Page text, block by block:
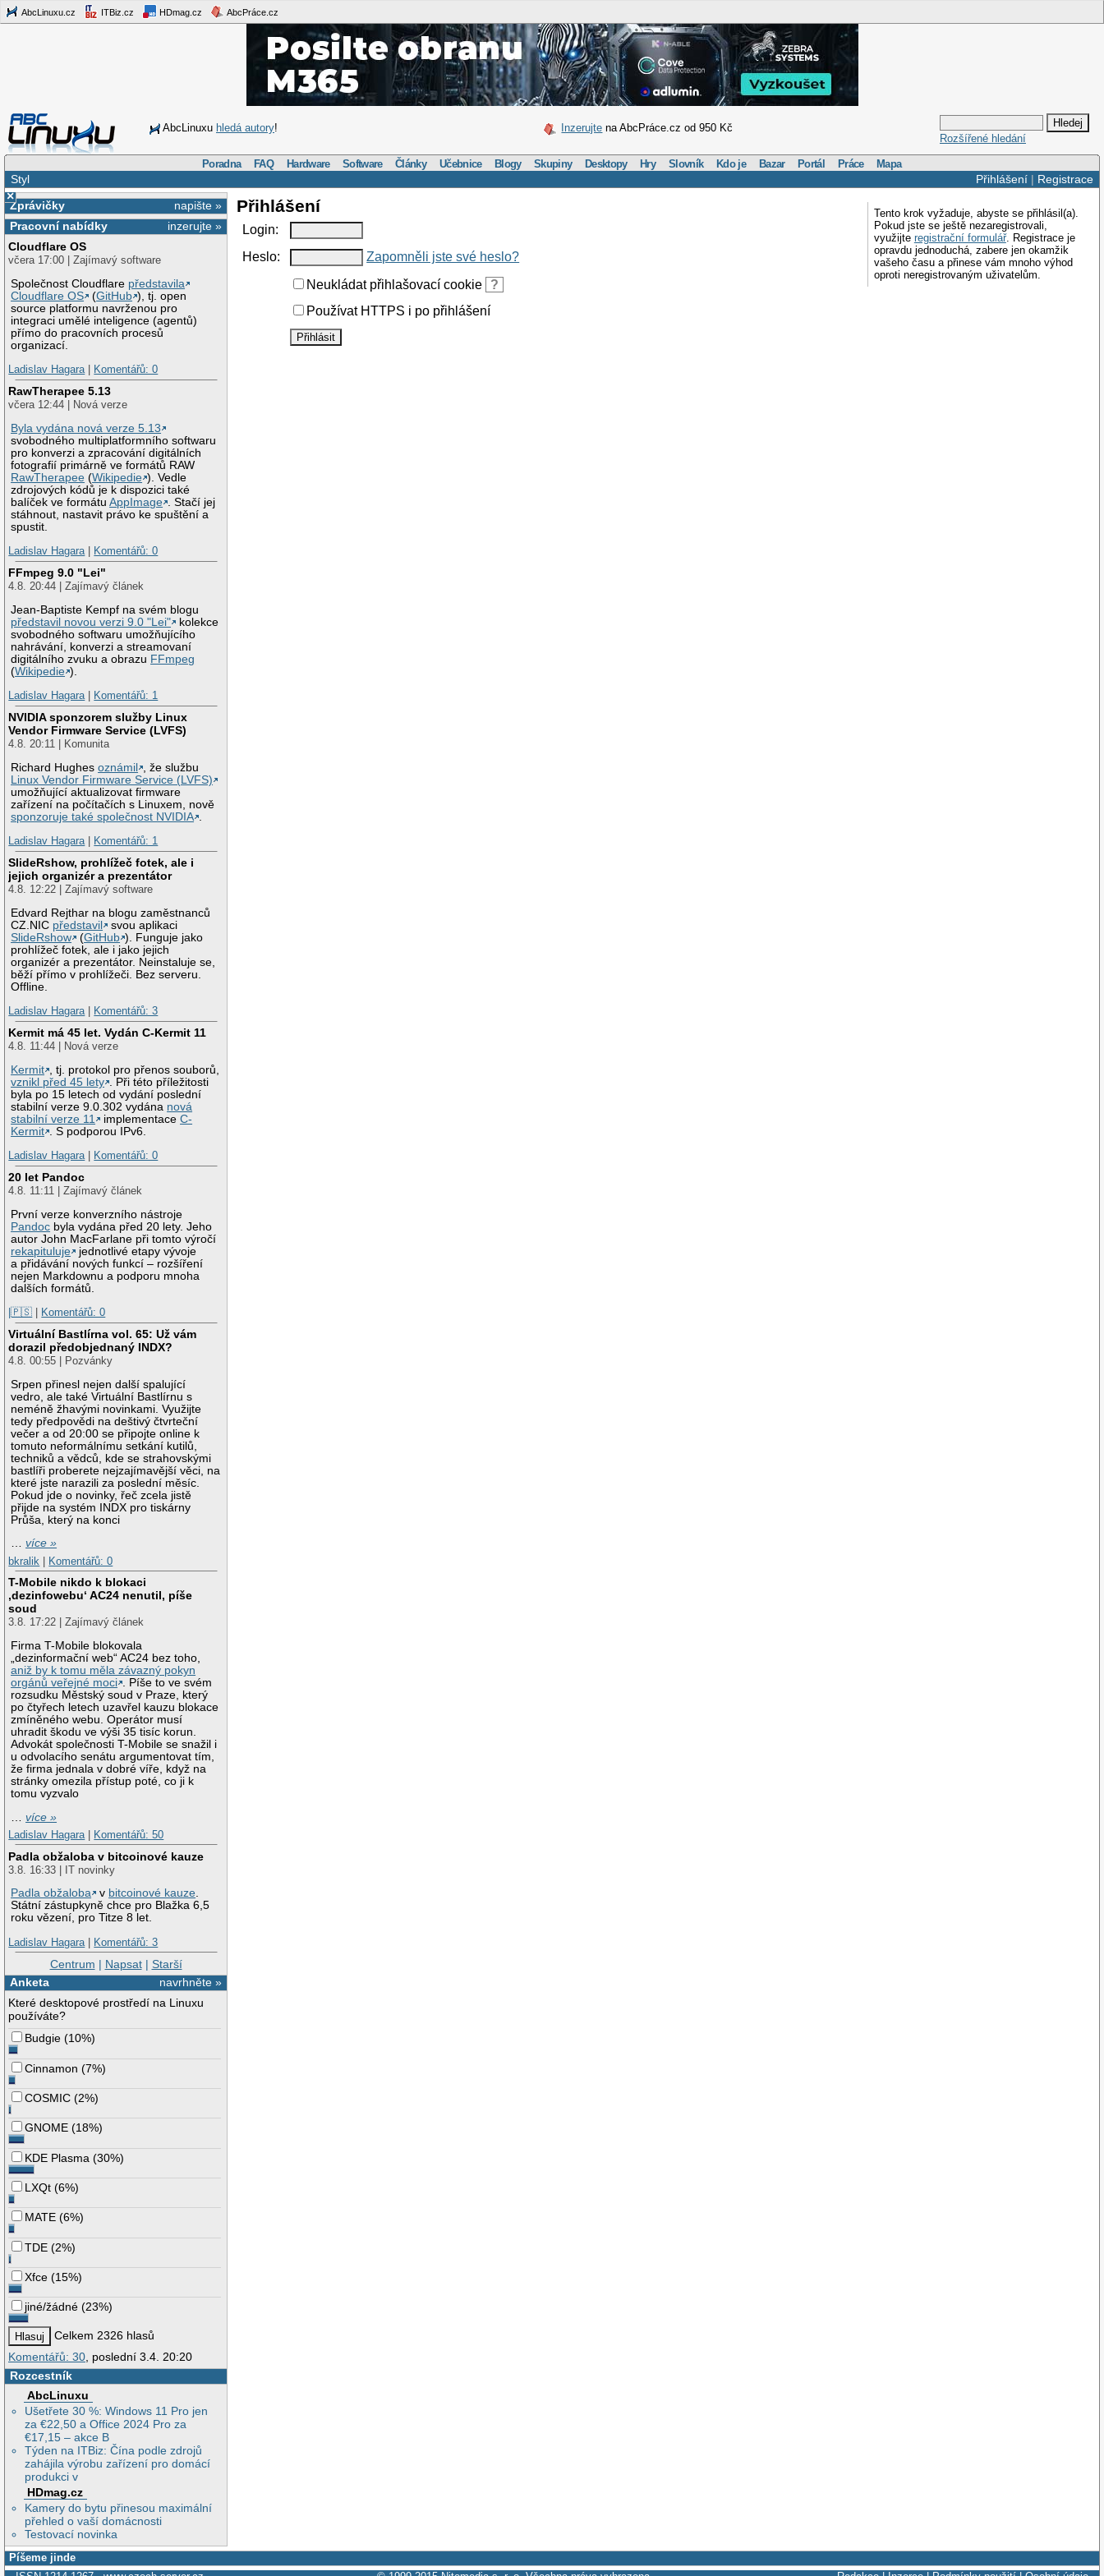
AbcLinuxu.cz ITBiz.cz HDmag.cz AbcPráce.cz
AbcLinuxu hledá autory! Inzerujte na AbcPráce.cz od 950 Kč
Rozšířené hledání
Poradna FAQ Hardware Software Články Učebnice Blogy Skupiny Desktopy Hry Slovník Kdo je Bazar Portál Práce Mapa
Přihlášení| Registrace
Styl
×
napište »
Zprávičky
inzerujte »
Pracovní nabídky
Cloudflare OS
včera 17:00 | Zajímavý software
Společnost Cloudflare představila
Cloudflare OS
(GitHub ), tj. open
source platformu navrženou pro
integraci umělé inteligence (agentů)
přímo do pracovních procesů
organizací.
Ladislav Hagara| Komentářů: 0
RawTherapee 5.13
včera 12:44 | Nová verze
Byla vydána nová verze 5.13
svobodného multiplatformního softwaru
pro konverzi a zpracování digitálních
fotografií primárně ve formátů RAW
RawTherapee (Wikipedie ). Vedle
zdrojových kódů je k dispozici také
balíček ve formátuAppImage
. Stačí jej
stáhnout, nastavit právo ke spuštění a
spustit.
Ladislav Hagara| Komentářů: 0
FFmpeg 9.0 "Lei"
4.8. 20:44 | Zajímavý článek
Jean-Baptiste Kempf na svém blogu
představil novou verzi 9.0 "Lei"
kolekce
svobodného softwaru umožňujícího
nahrávání, konverzi a streamovaní
digitálního zvuku a obrazu FFmpeg
(Wikipedie ).
Ladislav Hagara| Komentářů: 1
NVIDIA sponzorem služby Linux
Vendor Firmware Service (LVFS)
4.8. 20:11 | Komunita
Richard Hughesoznámil
, že službu
Linux Vendor Firmware Service (LVFS)
umožňující aktualizovat firmware
zařízení na počítačích s Linuxem, nově
sponzoruje také společnost NVIDIA
Ladislav Hagara| Komentářů: 1
SlideRshow, prohlížeč fotek, ale i
jejich organizér a prezentátor
4.8. 12:22 | Zajímavý software
Edvard Rejthar na blogu zaměstnanců
CZ.NIC představil
svou aplikaci
SlideRshow
(GitHub ). Funguje jako
prohlížeč fotek, ale i jako jejich
organizér a prezentátor. Neinstaluje se,
běží přímo v prohlížeči. Bez serveru.
Offline.
Ladislav Hagara| Komentářů: 3
Kermit má 45 let. Vydán C-Kermit 11
4.8. 11:44 | Nová verze
Kermit
, tj. protokol pro přenos souborů,
vznikl před 45 lety
. Při této příležitosti
byla po 15 letech od vydání poslední
stabilní verze 9.0.302 vydána nová
stabilní verze 11
implementaceC-
Kermit
. S podporou IPv6.
Ladislav Hagara| Komentářů: 0
20 let Pandoc
4.8. 11:11 | Zajímavý článek
První verze konverzního nástroje
Pandoc byla vydána před 20 lety. Jeho
autor John MacFarlane při tomto výročí
rekapituluje
jednotlivé etapy vývoje
a přidávání nových funkcí – rozšíření
nejen Markdownu a podporu mnoha
dalších formátů.
|🇵🇸
Komentářů: 0
Virtuální Bastlírna vol. 65: Už vám
dorazil předobjednaný INDX?
4.8. 00:55 | Pozvánky
Srpen přinesl nejen další spalující
vedro, ale také Virtuální Bastlírnu s
neméně žhavými novinkami. Využijte
tedy předpovědi na deštivý čtvrteční
večer a od 20:00 se připojte online k
tomuto neformálnímu setkání kutilů,
techniků a vědců, kde se strahovskými
bastlíři proberete nejzajímavější věci, na
které jste narazili za poslední měsíc.
Pokud jde o novinky, řeč zcela jistě
přijde na systém INDX pro tiskárny
Průša, který na konci
…více »
bkralik | Komentářů: 0
T-Mobile nikdo k blokaci
‚dezinfowebu‘ AC24 nenutil, píše
soud
3.8. 17:22 | Zajímavý článek
Firma T-Mobile blokovala
„dezinformační web“ AC24 bez toho,
aniž by k tomu měla závazný pokyn
orgánů veřejné moci
. Píše to ve svém
rozsudku Městský soud v Praze, který
po čtyřech letech uzavřel kauzu blokace
zmíněného webu. Operátor musí
uhradit škodu ve výši 35 tisíc korun.
Advokát společnosti T-Mobile se snažil i
u odvolacího senátu argumentovat tím,
že firma jednala v dobré víře, když na
stránky omezila přístup poté, co ji k
tomu vyzvalo
…více »
Ladislav Hagara| Komentářů: 50
Padla obžaloba v bitcoinové kauze
3.8. 16:33 | IT novinky
Padla obžaloba
v bitcoinové kauze.
Státní zástupkyně chce pro Blažka 6,5
roku vězení, pro Titze 8 let.
Ladislav Hagara| Komentářů: 3
Centrum | Napsat| Starší
navrhněte »
Anketa
Které desktopové prostředí na Linuxu
používáte?
Budgie (10%)
Cinnamon (7%)
COSMIC (2%)
GNOME (18%)
KDE Plasma (30%)
LXQt (6%)
MATE (6%)
TDE (2%)
Xfce (15%)
jiné/žádné (23%)
Celkem 2326 hlasů
Komentářů: 30 , poslední 3.4. 20:20
Rozcestník
AbcLinuxu
Ušetřete 30 %: Windows 11 Pro jen
za €22,50 a Office 2024 Pro za
€17,15 – akce B
Týden na ITBiz: Čína podle zdrojů
zahájila výrobu zařízení pro domácí
produkci v
HDmag.cz
Kamery do bytu přinesou maximální
přehled o vaší domácnosti
Testovací novinka
Tento krok vyžaduje, abyste se přihlásil(a).
Pokud jste se ještě nezaregistrovali,
využijte registrační formulář. Registrace je
opravdu jednoduchá, zabere jen okamžik
vašeho času a přinese vám mnoho výhod
oproti neregistrovaným uživatelům.
Přihlášení
Login:
Heslo:
Zapomněli jste své heslo?
Neukládat přihlašovací cookie
?
Používat HTTPS i po přihlášení
Píšeme jinde